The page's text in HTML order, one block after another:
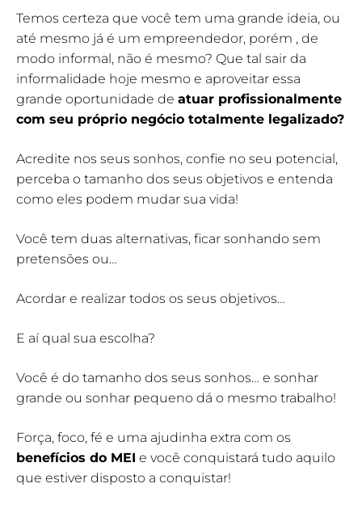
Temos certeza que você tem uma grande ideia, ou
até mesmo já é um empreendedor, porém , de
modo informal, não é mesmo? Que tal sair da
informalidade hoje mesmo e aproveitar essa
grande oportunidade de atuar profissionalmente
com seu próprio negócio totalmente legalizado?
Acredite nos seus sonhos, confie no seu potencial,
perceba o tamanho dos seus objetivos e entenda
como eles podem mudar sua vida!
Você tem duas alternativas, ficar sonhando sem
pretensões ou…
Acordar e realizar todos os seus objetivos…
E aí qual sua escolha?
Você é do tamanho dos seus sonhos… e sonhar
grande ou sonhar pequeno dá o mesmo trabalho!
Força, foco, fé e uma ajudinha extra com os
benefícios do MEI e você conquistará tudo aquilo
que estiver disposto a conquistar!